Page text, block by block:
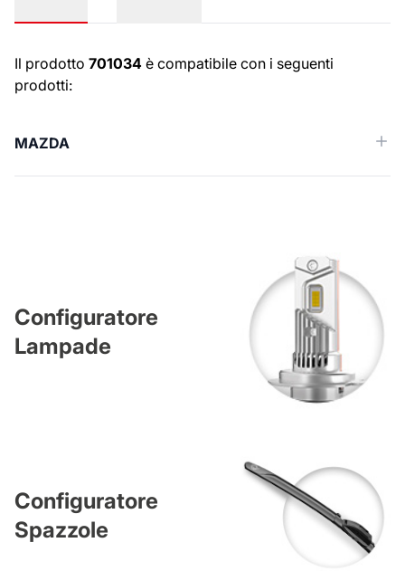
Numeri OE
Il prodotto 701034 è compatibile con i seguenti
prodotti:
MAZDA
Configuratore
Lampade
Configuratore
Spazzole